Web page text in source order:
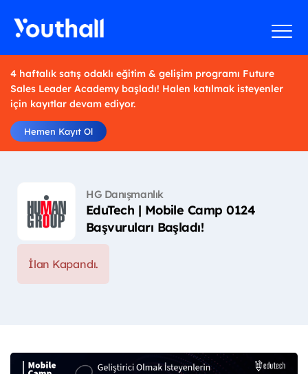
4 haftalık satış odaklı eğitim & gelişim programı Future
Sales Leader Academy başladı! Halen katılmak isteyenler
için kayıtlar devam ediyor.
Hemen Kayıt Ol
HG Danışmanlık
EduTech | Mobile Camp 0124
Başvuruları Başladı!
İlan Kapandı.